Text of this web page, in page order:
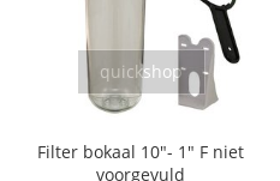
quickshop
Filter bokaal 10"- 1" F niet
voorgevuld